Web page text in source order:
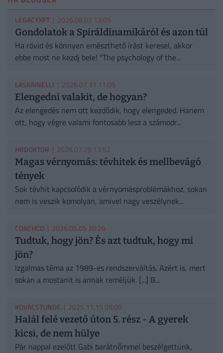
LEGACYKFT | 2026.08.03 13:05
Gondolatok a Spiráldinamikáról és azon túl
Ha rövid és könnyen emészthető írást keresel, akkor
ebbe most ne kezdj bele! "The psychology of the...
LASKAINELLI | 2026.07.31 11:05
Elengedni valakit, de hogyan?
Az elengedés nem ott kezdődik, hogy elengeded. Hanem
ott, hogy végre valami fontosabb lesz a számodr...
HRDOKTOR | 2026.07.29 13:52
Magas vérnyomás: tévhitek és mellbevágó
tények
Sok tévhit kapcsolódik a vérnyomásproblémákhoz, sokan
nem is veszik komolyan, amivel nagy veszélynek...
COACHCO | 2026.05.05 20:26
Tudtuk, hogy jön? És azt tudtuk, hogy mi
jön?
Izgalmas téma az 1989-es rendszerváltás. Azért is, mert
sokan a mostanit is annak reméljük. [...] B...
KOVACSTUNDE | 2025.11.15 08:00
Halál felé vezető úton 5. rész - A gyerek
kicsi, de nem hülye
Pár nappal ezelőtt Gabi barátnőmmel beszélgettünk,